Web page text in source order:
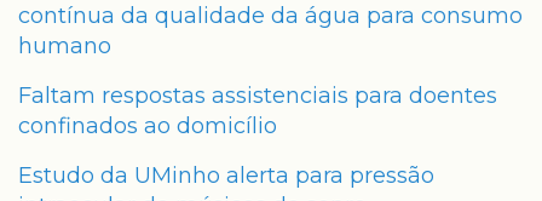
contínua da qualidade da água para consumo
humano
Faltam respostas assistenciais para doentes
confinados ao domicílio
Estudo da UMinho alerta para pressão